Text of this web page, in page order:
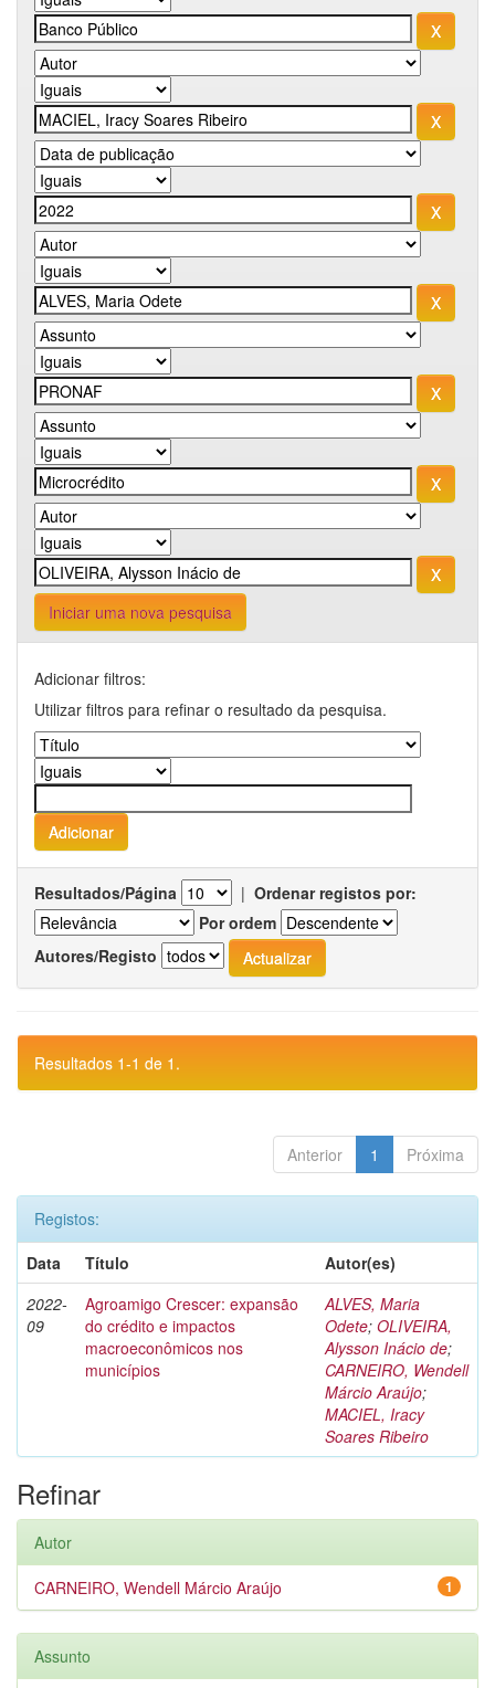
Iniciar uma nova pesquisa
Adicionar filtros:
Utilizar filtros para refinar o resultado da pesquisa.
Resultados/Página | Ordenar registos por:
Por ordem
Autores/Registo
Resultados 1-1 de 1.
Anterior 1 Próxima
Registos:
Data
Título
Autor(es)
2022-
09
Agroamigo Crescer: expansão
do crédito e impactos
macroeconômicos nos
municípios
ALVES, Maria
Odete; OLIVEIRA,
Alysson Inácio de;
CARNEIRO, Wendell
Márcio Araújo;
MACIEL, Iracy
Soares Ribeiro
Refinar
Autor
1
CARNEIRO, Wendell Márcio Araújo
Assunto